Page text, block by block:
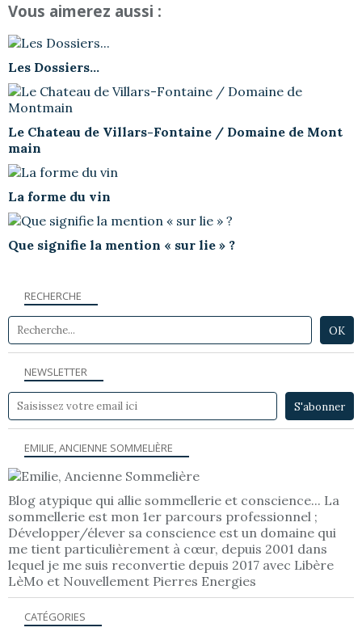
Vous aimerez aussi :
Les Dossiers...
Le Chateau de Villars-Fontaine / Domaine de Mont
main
La forme du vin
Que signifie la mention « sur lie » ?
NEWSLETTER
RECHERCHE
EMILIE, ANCIENNE SOMMELIÈRE
Blog atypique qui allie sommellerie et conscience... La
sommellerie est mon 1er parcours professionnel ;
Développer/élever sa conscience est un domaine qui
me tient particulièrement à cœur, depuis 2001 dans
lequel je me suis reconvertie depuis 2017 avec Libère
LèMo et Nouvellement Pierres Energies
CATÉGORIES